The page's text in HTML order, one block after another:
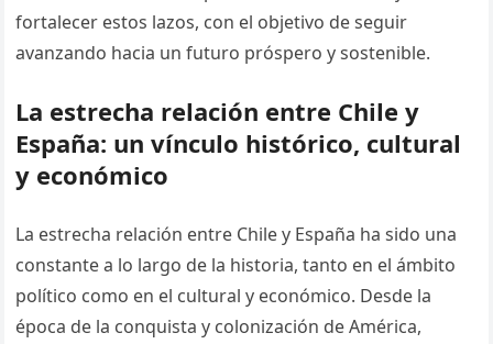
fortalecer estos lazos, con el objetivo de seguir
avanzando hacia un futuro próspero y sostenible.
La estrecha relación entre Chile y
España: un vínculo histórico, cultural
y económico
La estrecha relación entre Chile y España ha sido una
constante a lo largo de la historia, tanto en el ámbito
político como en el cultural y económico. Desde la
época de la conquista y colonización de América,